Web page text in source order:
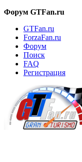
Форум GTFan.ru
GTFan.ru
ForzaFan.ru
Форум
Поиск
FAQ
Регистрация